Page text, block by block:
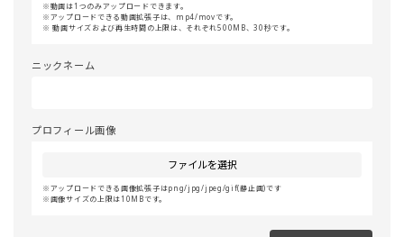
動画は1つのみアップロードできます。
アップロードできる動画拡張子は、mp4/movです。
動画サイズおよび再生時間の上限は、それぞれ500MB、30秒です。
ニックネーム
プロフィール画像
ファイルを選択
アップロードできる画像拡張子はpng/jpg/jpeg/gif(静止画)です
画像サイズの上限は10MBです。